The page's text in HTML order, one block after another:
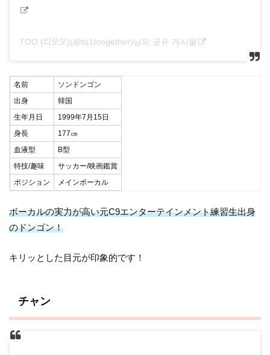
TOO (티오오)(@to1toogether)님의 공유 게시물
名前
ソンドンゴン
出身
韓国
生年月日
1999年7月15日
身長
177㎝
血液型
B型
特技/趣味
サッカー/映画鑑賞
ポジション
メインボーカル
ボーカルの実力が高い元C9エンターテインメント練習生出身
のドンゴン！
キリッとした目元が印象的です！
チャン